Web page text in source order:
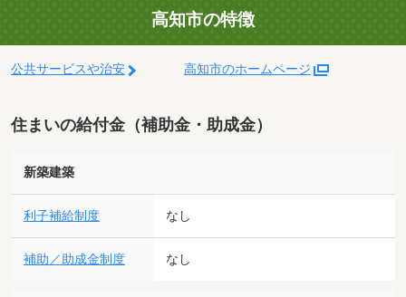
高知市の特徴
公共サービスや治安 高知市のホームページ
住まいの給付金（補助金・助成金）
新築建築
利子補給制度 なし
補助／助成金制度 なし